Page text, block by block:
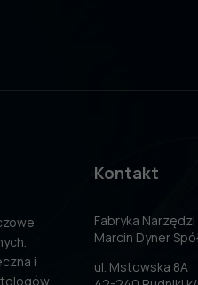
i
Kontakt
Fabryka
Marcin Dyner
ul. Mstowska 8A